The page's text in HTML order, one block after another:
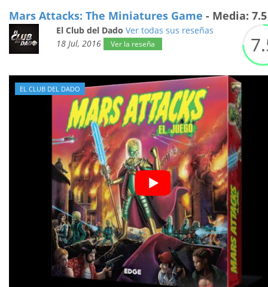
Mars Attacks: The Miniatures Game - Media:
El Club del Dado Ver todas sus reseñas
18 Jul, 2016
Ver la reseña 7.
EL CLUB DEL DADO